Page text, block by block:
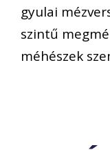
gyulai
szintű
méhészek